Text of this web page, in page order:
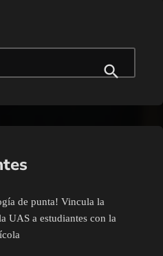
de punta! Vincula la
UAS a estudiantes con la